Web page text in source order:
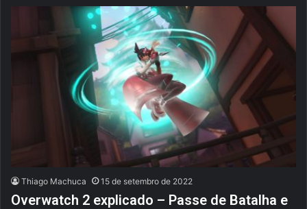
Thiago Machuca 15 de setembro de 2022
Overwatch 2 explicado – Passe de Batalha e